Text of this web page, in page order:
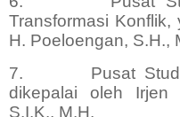
Transformasi
H. Poeloengan, S.H.,
7.
Pusat
dikepalai oleh Irjen
S.I.K., M.H.